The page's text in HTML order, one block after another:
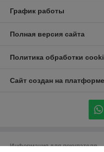
График работы
Полная версия сайта
Политика обработки
Сайт создан на
Информация для покупателя